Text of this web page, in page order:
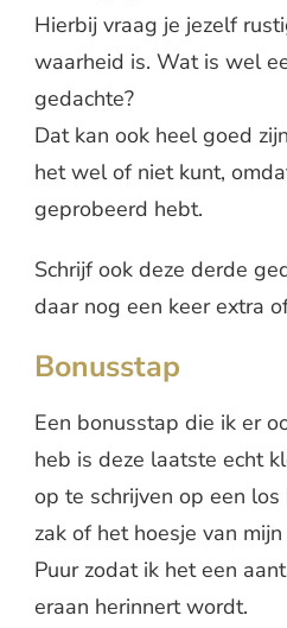
Hierbij vraag je jezelf
waarheid is. Wat is wel
gedachte?
Dat kan ook heel goed
het wel of niet kunt,
geprobeerd hebt.
Schrijf ook deze derde
daar nog een keer extra
Bonusstap
Een bonusstap die ik er
heb is deze laatste echt
op te schrijven op een
zak of het hoesje van
Puur zodat ik het een
eraan herinnert wordt.